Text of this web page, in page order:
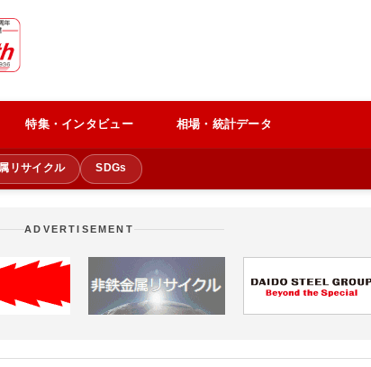
特集・インタビュー 相場・統計データ
リサイクル SDGs
ADVERTISEMENT